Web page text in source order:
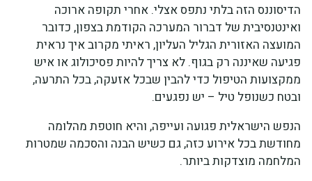
הדיסוננס הזה בלתי נתפס אצלי. אחרי תקופה ארוכה
ואינטנסיבית של דברור המערכה הקודמת בצפון, כדובר
המועצה האזורית הגליל העליון, ראיתי מקרוב איך נראית
פגיעה שאיננה רק בגוף. לא צריך להיות פסיכולוג או איש
ממקצועות הטיפול כדי להבין שבכל אזעקה, בכל התרעה,
ובטח כשנופל טיל – יש נפגעים.
הנפש הישראלית פגועה ועייפה, והיא חוטפת מהלומה
מחודשת בכל אירוע כזה, גם כשיש הבנה והסכמה שמטרות
המלחמה מוצדקות ביותר.